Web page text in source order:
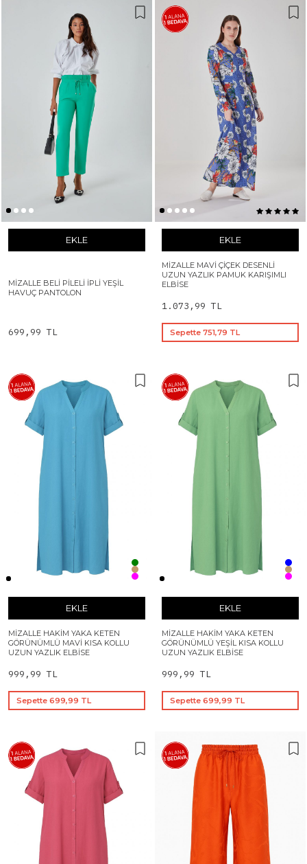
EKLE
MIZALLE BELI PILELI İPLI YEŞIL
HAVUÇ PANTOLON
699,99 TL
EKLE
MIZALLE MAVI ÇIÇEK DESENLI
UZUN YAZLIK PAMUK KARIŞIMLI
ELBISE
1.073,99 TL
Sepette 751,79 TL
EKLE
MIZALLE HAKIM YAKA KETEN
GÖRÜNÜMLÜ MAVI KISA KOLLU
UZUN YAZLIK ELBISE
999,99 TL
Sepette 699,99 TL
EKLE
MIZALLE HAKIM YAKA KETEN
GÖRÜNÜMLÜ YEŞIL KISA KOLLU
UZUN YAZLIK ELBISE
999,99 TL
Sepette 699,99 TL